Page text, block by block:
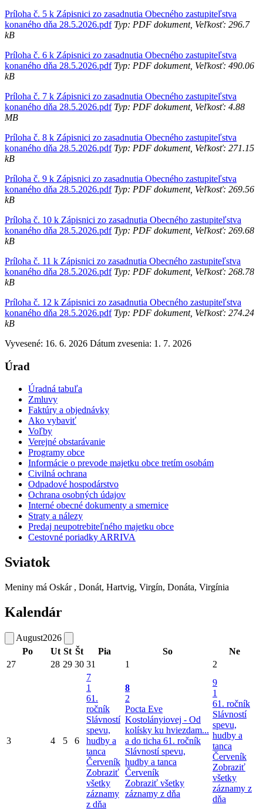
Príloha č. 5 k Zápisnici zo zasadnutia Obecného zastupiteľstva
konaného dňa 28.5.2026.pdfTyp: PDF dokument, Veľkosť: 296.7
kB
Príloha č. 6 k Zápisnici zo zasadnutia Obecného zastupiteľstva
konaného dňa 28.5.2026.pdfTyp: PDF dokument, Veľkosť: 490.06
kB
Príloha č. 7 k Zápisnici zo zasadnutia Obecného zastupiteľstva
konaného dňa 28.5.2026.pdfTyp: PDF dokument, Veľkosť: 4.88
MB
Príloha č. 8 k Zápisnici zo zasadnutia Obecného zastupiteľstva
konaného dňa 28.5.2026.pdfTyp: PDF dokument, Veľkosť: 271.15
kB
Príloha č. 9 k Zápisnici zo zasadnutia Obecného zastupiteľstva
konaného dňa 28.5.2026.pdfTyp: PDF dokument, Veľkosť: 269.56
kB
Príloha č. 10 k Zápisnici zo zasadnutia Obecného zastupiteľstva
konaného dňa 28.5.2026.pdfTyp: PDF dokument, Veľkosť: 269.68
kB
Príloha č. 11 k Zápisnici zo zasadnutia Obecného zastupiteľstva
konaného dňa 28.5.2026.pdfTyp: PDF dokument, Veľkosť: 268.78
kB
Príloha č. 12 k Zápisnici zo zasadnutia Obecného zastupiteľstva
konaného dňa 28.5.2026.pdfTyp: PDF dokument, Veľkosť: 274.24
kB
Vyvesené: 16. 6. 2026 Dátum zvesenia: 1. 7. 2026
Úrad
Úradná tabuľa
Zmluvy
Faktúry a objednávky
Ako vybaviť
Voľby
Verejné obstarávanie
Programy obce
Informácie o prevode majetku obce tretím osobám
Civilná ochrana
Odpadové hospodárstvo
Ochrana osobných údajov
Interné obecné dokumenty a smernice
Straty a nálezy
Predaj neupotrebiteľného majetku obce
Cestovné poriadky ARRIVA
Sviatok
Meniny má Oskár , Donát, Hartvig, Virgín, Donáta, Virgínia
Kalendár
August2026
Po
Ut St Št Pia So
Ne
27
28 29 30 31 1 2
3 4 5 6
7
1
61.
ročník
Slávností
spevu,
hudby a
tanca
Červeník
Zobraziť
všetky
záznamy
z dňa
8
2
Pocta Eve
Kostolányiovej - Od
kolísky ku hviezdam...
a do ticha 61. ročník
Slávností spevu,
hudby a tanca
Červeník
Zobraziť všetky
záznamy z dňa
9
1
61. ročník
Slávností
spevu,
hudby a
tanca
Červeník
Zobraziť
všetky
záznamy z
dňa